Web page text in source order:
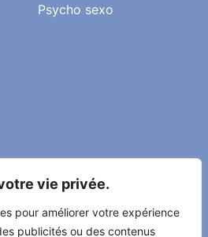
vie privée.
pour améliorer votre expérience
publicités ou des contenus
Psycho sexo